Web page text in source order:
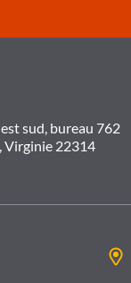
sud, bureau 762
Virginie 22314